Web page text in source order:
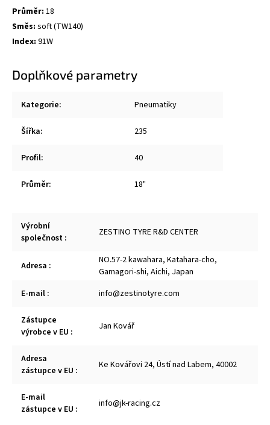
Průměr: 18
Směs: soft (TW140)
Index: 91W
Doplňkové parametry
Kategorie: Pneumatiky
Šířka: 235
Profil: 40
Průměr: 18"
Výrobní
společnost : ZESTINO TYRE R&D CENTER
Adresa :
NO.57-2 kawahara, Katahara-cho,
Gamagori-shi, Aichi, Japan
E-mail : info@zestinotyre.com
Zástupce
výrobce v EU : Jan Kovář
Adresa
zástupce v EU : Ke Kovářovi 24, Ústí nad Labem, 40002
E-mail
zástupce v EU : info@jk-racing.cz